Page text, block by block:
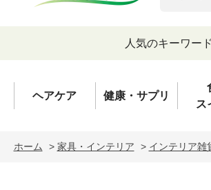
人気のキーワード
ヘアケア 健康・サプリ
ス
ホーム > 家具・インテリア > インテリア雑